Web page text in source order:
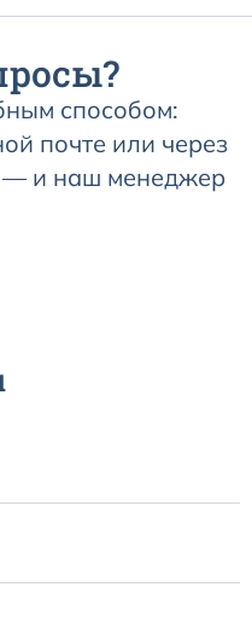
способом:
почте или через
— и наш менеджер